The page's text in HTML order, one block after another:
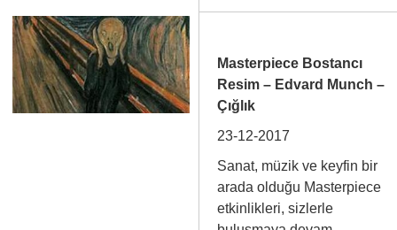
Masterpiece Bostancı
Resim – Edvard Munch –
Çığlık
23-12-2017
Sanat, müzik ve keyfin bir
arada olduğu Masterpiece
etkinlikleri, sizlerle